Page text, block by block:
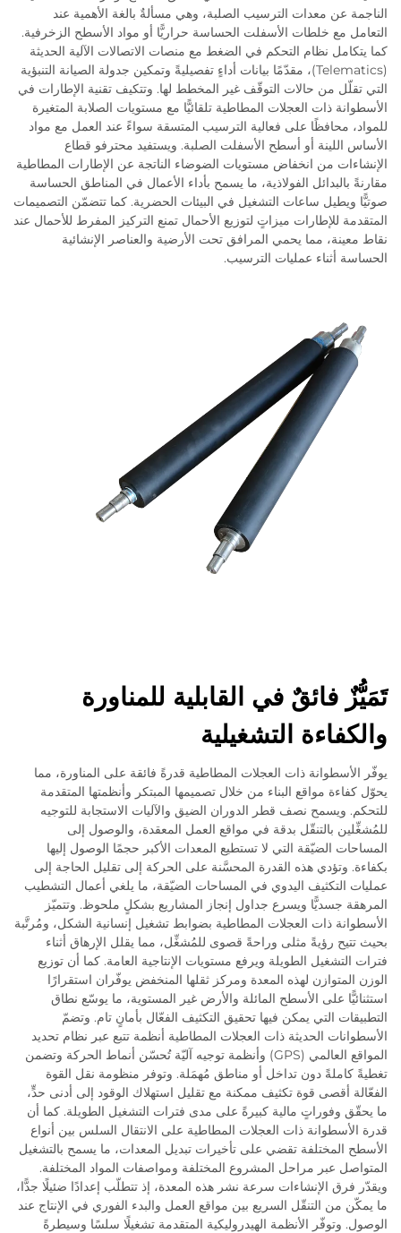
الناجمة عن معدات الترسيب الصلبة، وهي مسألةٌ بالغة الأهمية عند
التعامل مع خلطات الأسفلت الحساسة حراريًّا أو مواد الأسطح الزخرفية.
كما يتكامل نظام التحكم في الضغط مع منصات الاتصالات الآلية الحديثة
(Telematics)، مقدّمًا بيانات أداءٍ تفصيليةً وتمكين جدولة الصيانة التنبؤية
التي تقلّل من حالات التوقّف غير المخطط لها. وتتكيف تقنية الإطارات في
الأسطوانة ذات العجلات المطاطية تلقائيًّا مع مستويات الصلابة المتغيرة
للمواد، محافظًا على فعالية الترسيب المتسقة سواءً عند العمل مع مواد
الأساس اللينة أو أسطح الأسفلت الصلبة. ويستفيد محترفو قطاع
الإنشاءات من انخفاض مستويات الضوضاء الناتجة عن الإطارات المطاطية
مقارنةً بالبدائل الفولاذية، ما يسمح بأداء الأعمال في المناطق الحساسة
صوتيًّا ويطيل ساعات التشغيل في البيئات الحضرية. كما تتضمّن التصميمات
المتقدمة للإطارات ميزاتٍ لتوزيع الأحمال تمنع التركيز المفرط للأحمال عند
نقاط معينة، مما يحمي المرافق تحت الأرضية والعناصر الإنشائية
الحساسة أثناء عمليات الترسيب.
تَمَيُّزٌ فائقٌ في القابلية للمناورة
والكفاءة التشغيلية
يوفّر الأسطوانة ذات العجلات المطاطية قدرةً فائقة على المناورة، مما
يحوّل كفاءة مواقع البناء من خلال تصميمها المبتكر وأنظمتها المتقدمة
للتحكم. ويسمح نصف قطر الدوران الضيق والآليات الاستجابة للتوجيه
للمُشغِّلين بالتنقّل بدقة في مواقع العمل المعقدة، والوصول إلى
المساحات الضيّقة التي لا تستطيع المعدات الأكبر حجمًا الوصول إليها
بكفاءة. وتؤدي هذه القدرة المحسَّنة على الحركة إلى تقليل الحاجة إلى
عمليات التكثيف اليدوي في المساحات الضيّقة، ما يلغي أعمال التشطيب
المرهقة جسديًّا ويسرع جداول إنجاز المشاريع بشكلٍ ملحوظ. وتتميّز
الأسطوانة ذات العجلات المطاطية بضوابط تشغيل إنسانية الشكل، ومُرتَّبة
بحيث تتيح رؤيةً مثلى وراحةً قصوى للمُشغِّل، مما يقلل الإرهاق أثناء
فترات التشغيل الطويلة ويرفع مستويات الإنتاجية العامة. كما أن توزيع
الوزن المتوازن لهذه المعدة ومركز ثقلها المنخفض يوفّران استقرارًا
استثنائيًّا على الأسطح المائلة والأرض غير المستوية، ما يوسّع نطاق
التطبيقات التي يمكن فيها تحقيق التكثيف الفعّال بأمانٍ تام. وتضمّ
الأسطوانات الحديثة ذات العجلات المطاطية أنظمة تتبع عبر نظام تحديد
المواقع العالمي (GPS) وأنظمة توجيه آليّة تُحسّن أنماط الحركة وتضمن
تغطيةً كاملةً دون تداخل أو مناطق مُهمَلة. وتوفر منظومة نقل القوة
الفعّالة أقصى قوة تكثيف ممكنة مع تقليل استهلاك الوقود إلى أدنى حدٍّ،
ما يحقّق وفوراتٍ مالية كبيرةً على مدى فترات التشغيل الطويلة. كما أن
قدرة الأسطوانة ذات العجلات المطاطية على الانتقال السلس بين أنواع
الأسطح المختلفة تقضي على تأخيرات تبديل المعدات، ما يسمح بالتشغيل
المتواصل عبر مراحل المشروع المختلفة ومواصفات المواد المختلفة.
ويقدّر فرق الإنشاءات سرعة نشر هذه المعدة، إذ تتطلّب إعدادًا ضئيلًا جدًّا،
ما يمكّن من التنقّل السريع بين مواقع العمل والبدء الفوري في الإنتاج عند
الوصول. وتوفّر الأنظمة الهيدروليكية المتقدمة تشغيلًا سلسًا وسيطرةً